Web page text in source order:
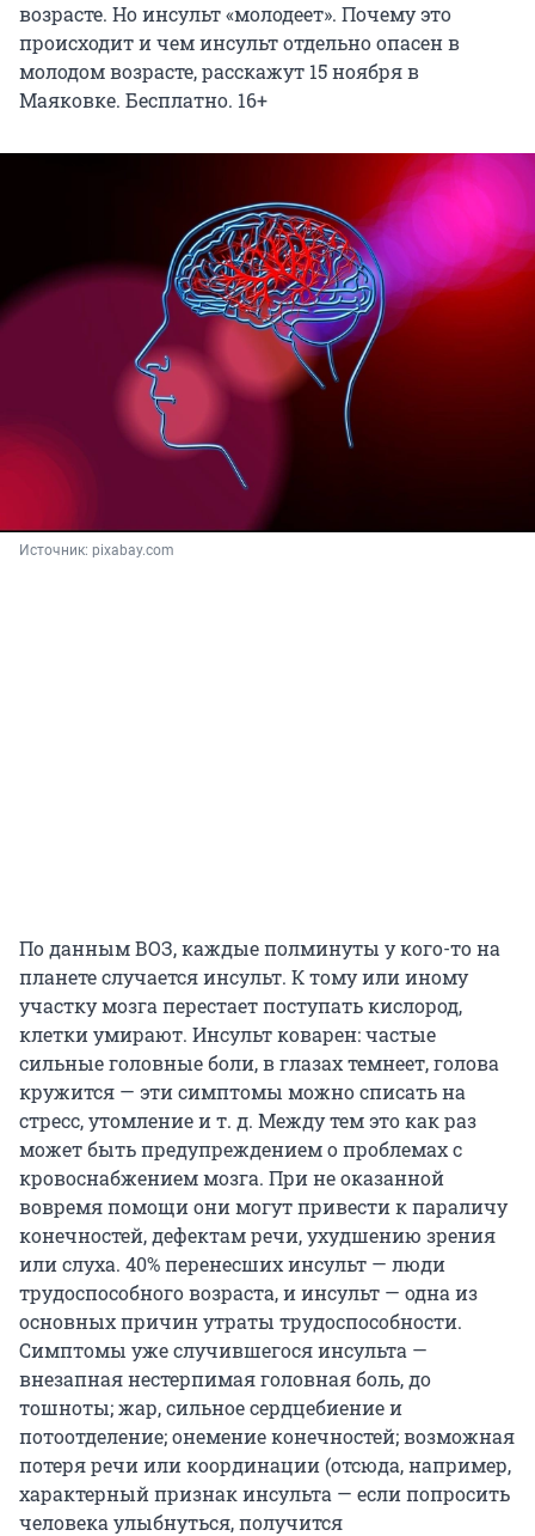
возрасте. Но инсульт «молодеет». Почему это
происходит и чем инсульт отдельно опасен в
молодом возрасте, расскажут 15 ноября в
Маяковке. Бесплатно. 16+
Источник: pixabay.com
По данным ВОЗ, каждые полминуты у кого-то на
планете случается инсульт. К тому или иному
участку мозга перестает поступать кислород,
клетки умирают. Инсульт коварен: частые
сильные головные боли, в глазах темнеет, голова
кружится — эти симптомы можно списать на
стресс, утомление и т. д. Между тем это как раз
может быть предупреждением о проблемах с
кровоснабжением мозга. При не оказанной
вовремя помощи они могут привести к параличу
конечностей, дефектам речи, ухудшению зрения
или слуха. 40% перенесших инсульт — люди
трудоспособного возраста, и инсульт — одна из
основных причин утраты трудоспособности.
Симптомы уже случившегося инсульта —
внезапная нестерпимая головная боль, до
тошноты; жар, сильное сердцебиение и
потоотделение; онемение конечностей; возможная
потеря речи или координации (отсюда, например,
характерный признак инсульта — если попросить
человека улыбнуться, получится